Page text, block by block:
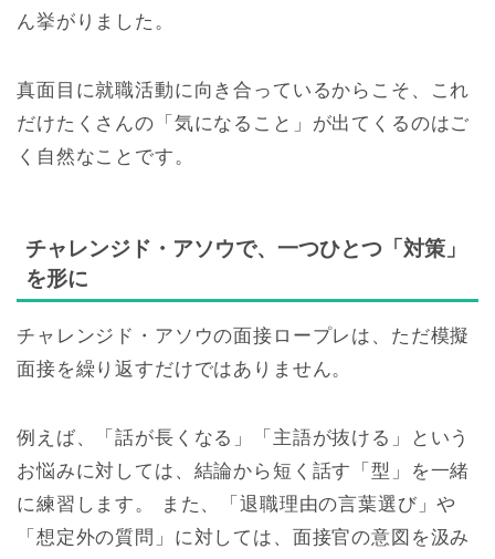
ん挙がりました。
真面目に就職活動に向き合っているからこそ、これ
だけたくさんの「気になること」が出てくるのはご
く自然なことです。
チャレンジド・アソウで、一つひとつ「対策」
を形に
チャレンジド・アソウの面接ロープレは、ただ模擬
面接を繰り返すだけではありません。
例えば、「話が長くなる」「主語が抜ける」という
お悩みに対しては、結論から短く話す「型」を一緒
に練習します。 また、「退職理由の言葉選び」や
「想定外の質問」に対しては、面接官の意図を汲み